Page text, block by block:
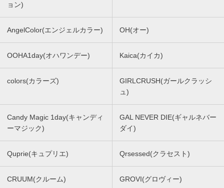
ョン)
AngelColor(エンジェルカラー) OH(オー)
OOHA1day(オハワンデー) Kaica(カイカ)
colors(カラーズ)
GIRLCRUSH(ガールクラッシ
ュ)
Candy Magic 1day(キャンディ
ーマジック)
GAL NEVER DIE(ギャルネバー
ダイ)
Quprie(キュプリエ) Qrsessed(クラセスト)
CRUUM(クルーム) GROVI(グロヴィー)